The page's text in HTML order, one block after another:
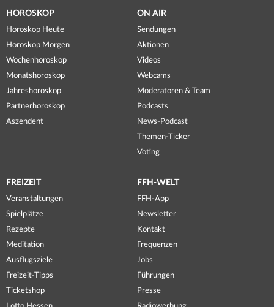
HOROSKOP
Horoskop Heute
Horoskop Morgen
Wochenhoroskop
Monatshoroskop
Jahreshoroskop
Partnerhoroskop
Aszendent
ON AIR
Sendungen
Aktionen
Videos
Webcams
Moderatoren & Team
Podcasts
News-Podcast
Themen-Ticker
Voting
FREIZEIT
Veranstaltungen
Spielplätze
Rezepte
Meditation
Ausflugsziele
Freizeit-Tipps
Ticketshop
FFH-WELT
FFH-App
Newsletter
Kontakt
Frequenzen
Jobs
Führungen
Presse